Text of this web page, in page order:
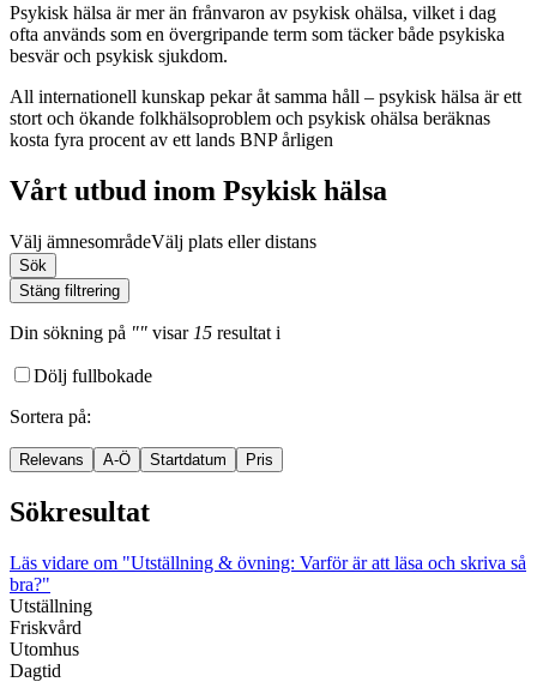
Psykisk hälsa är mer än frånvaron av psykisk ohälsa, vilket i dag
ofta används som en övergripande term som täcker både psykiska
besvär och psykisk sjukdom.
All internationell kunskap pekar åt samma håll – psykisk hälsa är ett
stort och ökande folkhälsoproblem och psykisk ohälsa beräknas
kosta fyra procent av ett lands BNP årligen
Vårt utbud inom Psykisk hälsa
Välj ämnesområdeVälj plats eller distans
Sök
Stäng filtrering
Din sökning på "" visar 15 resultat i
Dölj fullbokade
Sortera på:
Relevans A-Ö Startdatum Pris
Sökresultat
Läs vidare om "Utställning & övning: Varför är att läsa och skriva så
bra?"
Utställning
Friskvård
Utomhus
Dagtid